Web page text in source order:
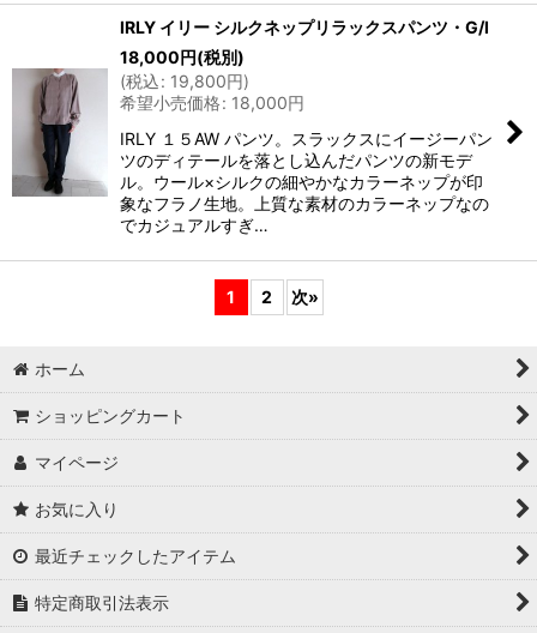
IRLY イリー シルクネップリラックスパンツ・G/I
18,000円(税別)
(税込: 19,800円)
希望小売価格: 18,000円
IRLY １５AW パンツ。スラックスにイージーパン
ツのディテールを落とし込んだパンツの新モデ
ル。ウール×シルクの細やかなカラーネップが印
象なフラノ生地。上質な素材のカラーネップなの
でカジュアルすぎ…
1 2 次»
ホーム
ショッピングカート
マイページ
お気に入り
最近チェックしたアイテム
特定商取引法表示